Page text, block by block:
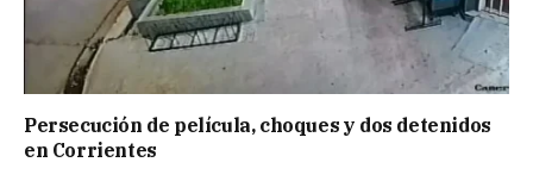
Persecución de película, choques y dos detenidos
en Corrientes